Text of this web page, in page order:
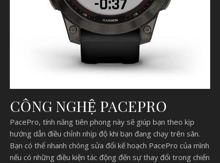
CÔNG NGHỆ PACEPRO
PacePro, tính năng tiên phong này sẽ giúp bạn theo kịp
hướng dẫn điều chỉnh nhịp độ khi bạn đang chạy trên sân.
Bạn có thể nhanh chóng sửa đổi kế hoạch PacePro của mình
nếu có những điều kiện tác động đến sự thay đổi trong chiến